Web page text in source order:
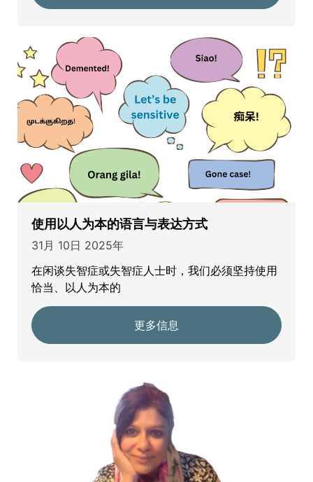
使用以人为本的语言与表达方式
31月 10日 2025年
在闲谈失智症或失智症人士时，我们必须坚持使用
恰当、以人为本的
更多信息